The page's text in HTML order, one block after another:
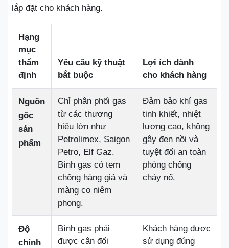
lắp đặt cho khách hàng.
Hạng
mục
thẩm
định
Yêu cầu kỹ thuật
bắt buộc
Lợi ích dành
cho khách hàng
Nguồn
gốc
sản
phẩm
Chỉ phân phối gas
từ các thương
hiệu lớn như
Petrolimex, Saigon
Petro, Elf Gaz.
Bình gas có tem
chống hàng giả và
màng co niêm
phong.
Đảm bảo khí gas
tinh khiết, nhiệt
lượng cao, không
gây đen nồi và
tuyệt đối an toàn
phòng chống
cháy nổ.
Độ
chính
Bình gas phải
được cân đối
Khách hàng được
sử dụng đúng